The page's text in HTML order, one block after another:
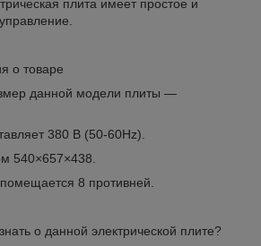
плита имеет простое и
о товаре
данной модели плиты —
380 В (50-60Hz).
540×657×438.
8 противней.
о данной электрической плите?